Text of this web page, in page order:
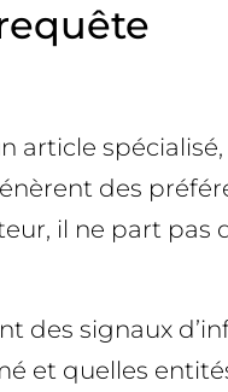
article
des
il ne part pas
des signaux
et quelles